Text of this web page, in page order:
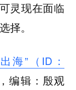
灵现在面临
择。
海”（ID：
编辑：殷观